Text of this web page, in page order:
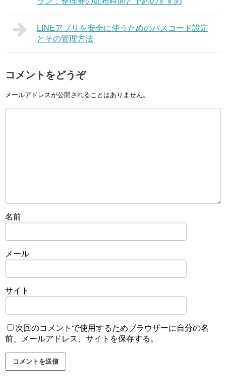
LINEアプリを安全に使うためのパスコード設定
とその管理方法
コメントをどうぞ
メールアドレスが公開されることはありません。
名前
メール
サイト
次回のコメントで使用するためブラウザーに自分の名
前、メールアドレス、サイトを保存する。